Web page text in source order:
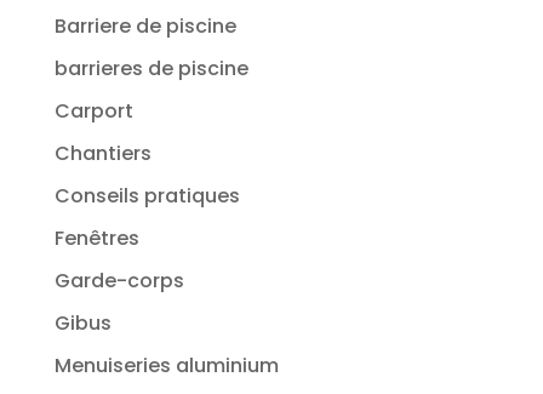
Barriere de piscine
barrieres de piscine
Carport
Chantiers
Conseils pratiques
Fenêtres
Garde-corps
Gibus
Menuiseries aluminium